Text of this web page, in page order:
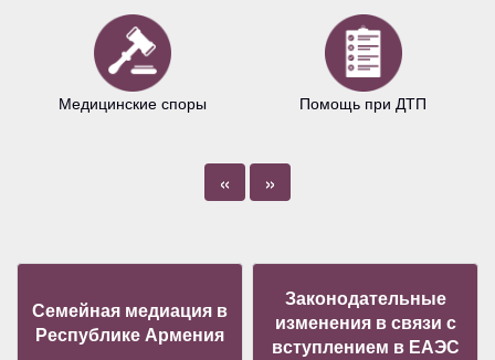
Медицинские споры Помощь при ДТП
« »
Семейная медиация в
Республике Армения
Законодательные
изменения в связи с
вступлением в ЕАЭС